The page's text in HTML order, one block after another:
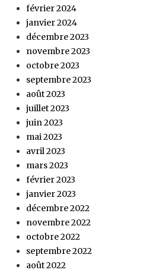
février 2024
janvier 2024
décembre 2023
novembre 2023
octobre 2023
septembre 2023
août 2023
juillet 2023
juin 2023
mai 2023
avril 2023
mars 2023
février 2023
janvier 2023
décembre 2022
novembre 2022
octobre 2022
septembre 2022
août 2022